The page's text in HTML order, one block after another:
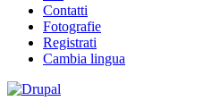
Contatti
Fotografie
Registrati
Cambia lingua